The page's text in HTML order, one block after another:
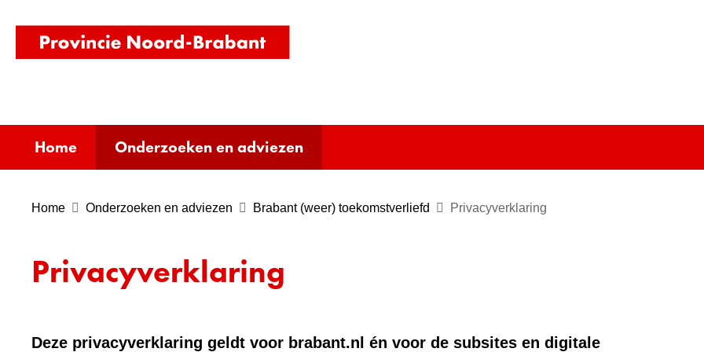
homepage)
Home Onderzoeken en adviezen
Home Onderzoeken en adviezen Brabant (weer) toekomstverliefd Privacyverklaring
Privacyverklaring
Deze privacyverklaring geldt voor brabant.nl én voor de subsites en digitale